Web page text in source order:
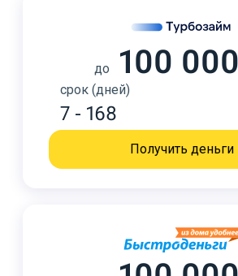
до 100
срок (дней)
7 - 168
Получить деньги